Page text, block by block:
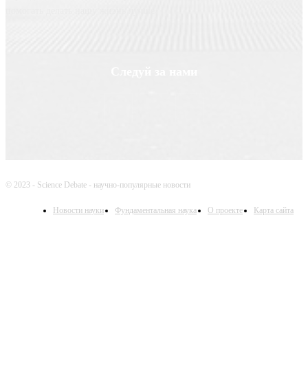
© 2023 - Science Debate - научно-популярные новости
Новости науки Фундаментальная наука О проекте Карта сайта